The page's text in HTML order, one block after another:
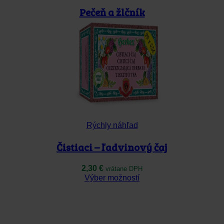
produktu.
Pečeň a žlčník
2,30€vrátane DPH
Výber možnostíTento
produkt
má
viacero
variantov.
Možnosti
si
produktu.
Rýchly náhľad
Čistiaci – ľadvinový čaj
2,30 € vrátane DPH
Výber možnostíTento